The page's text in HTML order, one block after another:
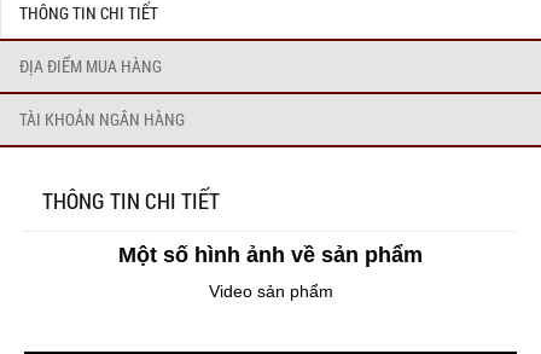
THÔNG TIN CHI TIẾT
ĐỊA ĐIỂM MUA HÀNG
TÀI KHOẢN NGÂN HÀNG
THÔNG TIN CHI TIẾT
Một số hình ảnh về sản phẩm
Video sản phẩm